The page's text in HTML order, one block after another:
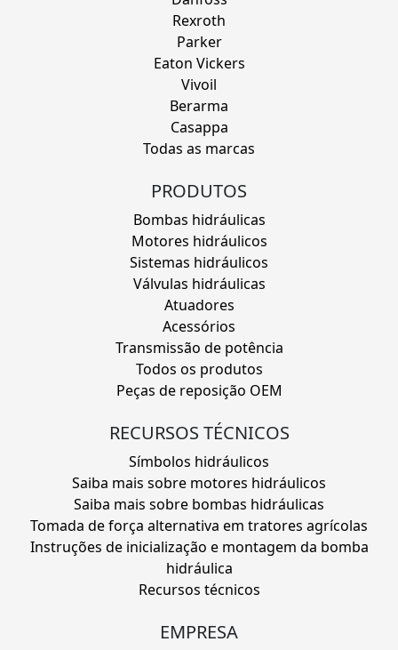
Rexroth
Parker
Eaton Vickers
Vivoil
Berarma
Casappa
Todas as marcas
PRODUTOS
Bombas hidráulicas
Motores hidráulicos
Sistemas hidráulicos
Válvulas hidráulicas
Atuadores
Acessórios
Transmissão de potência
Todos os produtos
Peças de reposição OEM
RECURSOS TÉCNICOS
Símbolos hidráulicos
Saiba mais sobre motores hidráulicos
Saiba mais sobre bombas hidráulicas
Tomada de força alternativa em tratores agrícolas
Instruções de inicialização e montagem da bomba
hidráulica
Recursos técnicos
EMPRESA